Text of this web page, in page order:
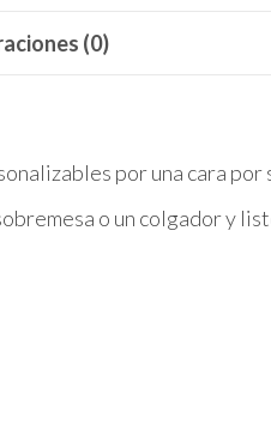
(0)
por una cara por
o un colgador y